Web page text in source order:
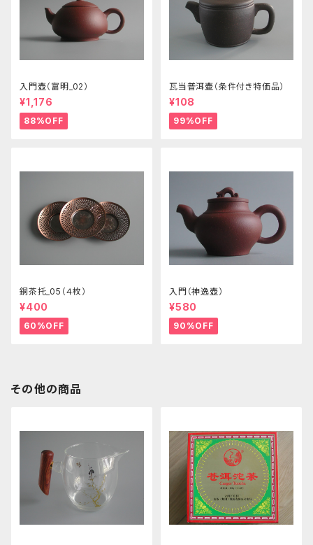
入門壺（富明_02）
¥1,176
88%OFF
瓦当普洱壷（条件付き特価品）
¥108
99%OFF
銅茶托_05（４枚）
¥400
60%OFF
入門（神逸壺）
¥580
90%OFF
その他の商品